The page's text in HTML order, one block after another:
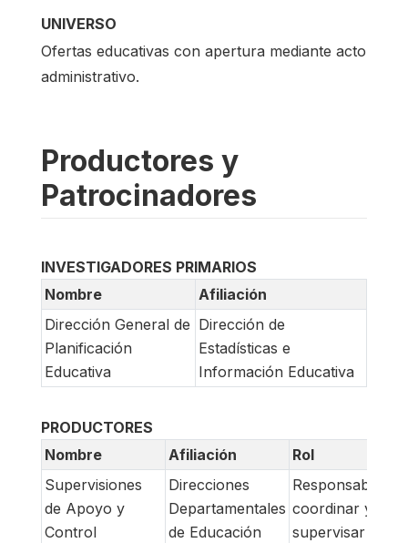
UNIVERSO
Ofertas educativas con apertura mediante acto
administrativo.
Productores y
Patrocinadores
INVESTIGADORES PRIMARIOS
Nombre
Afiliación
Dirección General de
Planificación
Educativa
Dirección de
Estadísticas e
Información Educativa
PRODUCTORES
Nombre
Afiliación
Rol
Supervisiones
de Apoyo y
Control
Direcciones
Departamentales
de Educación
Responsables
coordinar y
supervisar la